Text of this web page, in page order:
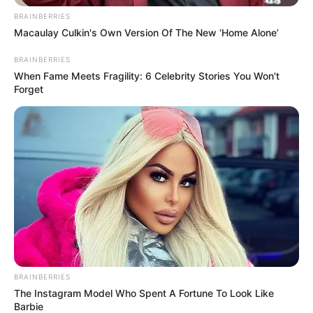
12 ideias de kit Dia das Mães para se
inspirar
Agora que você viu algumas formas de preparar
umkit Dia das Mães, inclusive utilizando
embalagens totalmente artesanais, agora é hora
de se inspirar com outras ideias de kit.
BRAINBERRIES
Macaulay Culkin's Own Version Of The New ‘Home Alone’
BRAINBERRIES
When Fame Meets Fragility: 6 Celebrity Stories You Won't
Forget
BRAINBERRIES
The Instagram Model Who Spent A Fortune To Look Like
Barbie